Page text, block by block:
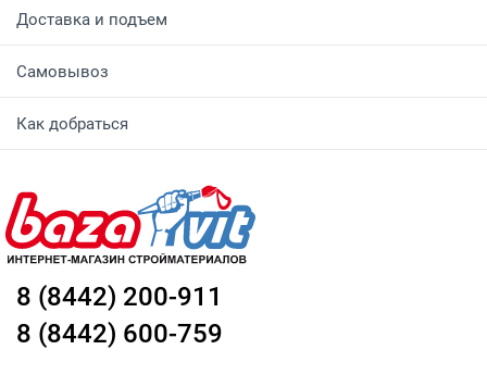
Доставка и подъем
Самовывоз
Как добраться
8 (8442) 200-911
8 (8442) 600-759